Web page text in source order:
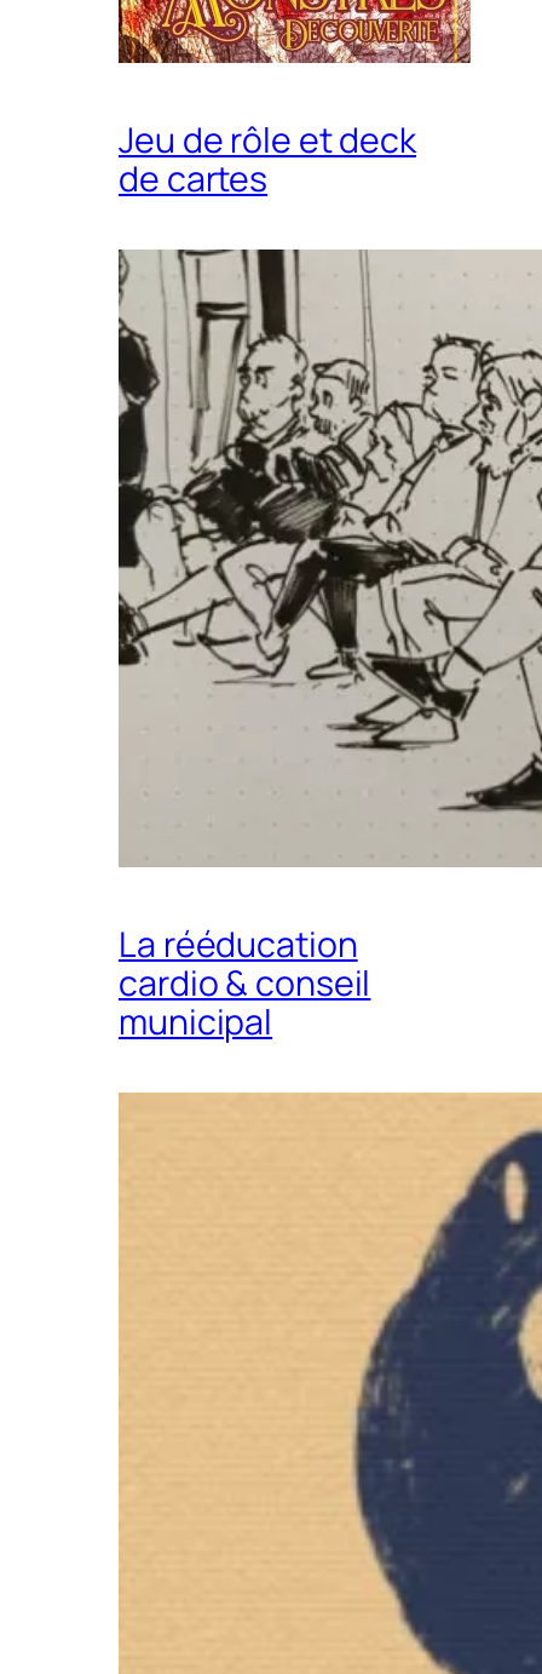
Jeu de rôle et deck
de cartes
La rééducation
cardio & conseil
municipal